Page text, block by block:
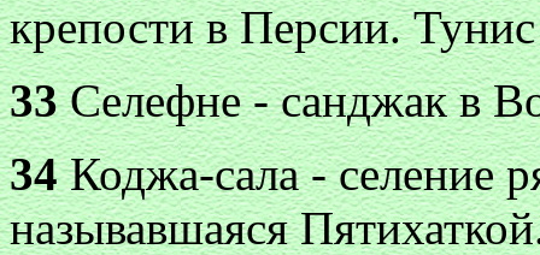
крепости в Персии.
33Селефне - санджак в
34Коджа-сала - селение
называвшаяся